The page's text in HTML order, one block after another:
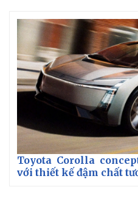
Toyota Corolla
với thiết kế đậm chất